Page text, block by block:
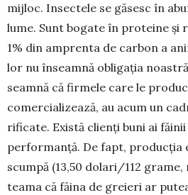
mijloc. Insectele se găsesc în
lume. Sunt bogate în pro­teine și
1% din amprenta de car­bon a
lor nu în­seamnă obligația
seam­nă că firmele care le
comercializează, au acum un
rificate. Există clienți buni ai
performanță. De fapt, pro­ducția
scumpă (13,50 do­lari/112
teama că făina de greieri ar